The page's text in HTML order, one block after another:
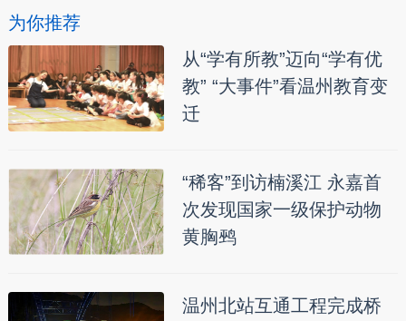
为你推荐
从“学有所教”迈向“学有优
教” “大事件”看温州教育变
迁
“稀客”到访楠溪江 永嘉首
次发现国家一级保护动物
黄胸鹀
温州北站互通工程完成桥